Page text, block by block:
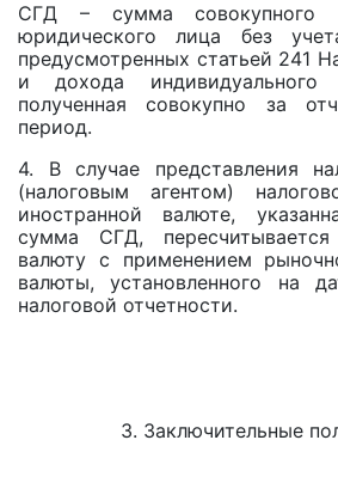
СГД – сумма совокупного
юридического лица без
предусмотренных статьей 241
и дохода индивидуального
полученная совокупно за
период.
4. В случае представления
(налоговым агентом)
иностранной валюте,
сумма СГД,
валюту с применением
валюты, установленного на
налоговой отчетности.
3. Заключительные